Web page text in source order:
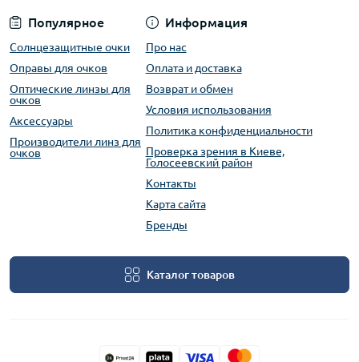
Популярное
Солнцезащитные очки
Оправы для очков
Оптические линзы для
очков
Аксессуары
Производители линз для
очков
Информация
Про нас
Оплата и доставка
Возврат и обмен
Условия использования
Политика конфиденциальности
Проверка зрения в Киеве,
Голосеевский район
Контакты
Карта сайта
Бренды
Каталог товаров